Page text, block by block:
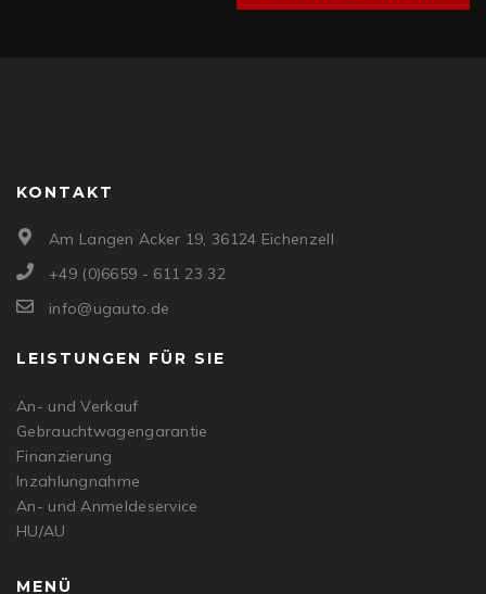
KONTAKT
Am Langen Acker 19, 36124 Eichenzell
+49 (0)6659 - 611 23 32
info@ugauto.de
LEISTUNGEN FÜR SIE
An- und Verkauf
Gebrauchtwagengarantie
Finanzierung
Inzahlungnahme
An- und Anmeldeservice
HU/AU
MENÜ